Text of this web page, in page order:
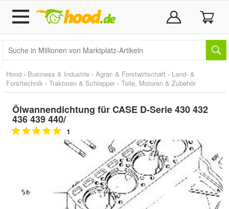
Hood › Business & Industrie › Agrar- & Forstwirtschaft › Land- &
Forsttechnik › Traktoren & Schlepper › Teile, Motoren & Zubehör
Ölwannendichtung für CASE D-Serie 430 432
436 439 440/
1